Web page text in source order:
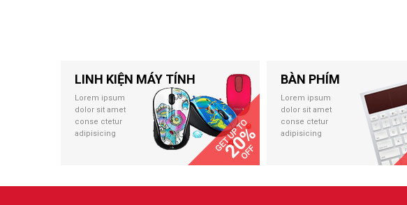
LINH KIỆN MÁY TÍNH
Lorem ipsum
dolor sit amet
conse ctetur
adipisicing
BÀN PHÍM
Lorem ipsum
dolor sit amet
conse ctetur
adipisicing